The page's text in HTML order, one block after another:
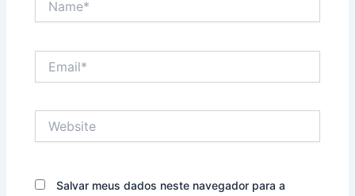
Salvar meus dados neste navegador para a